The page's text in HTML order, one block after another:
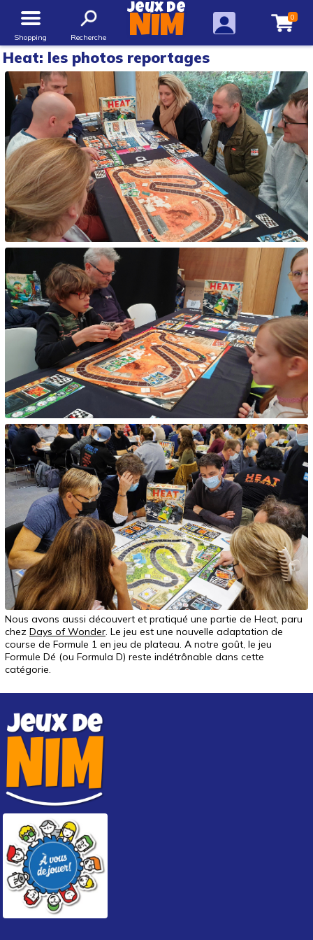
Shopping Recherche
Jeux de
NIM 0
Heat: les photos reportages
Nous avons aussi découvert et pratiqué une partie de Heat, paru
chez Days of Wonder. Le jeu est une nouvelle adaptation de
course de Formule 1 en jeu de plateau. A notre goût, le jeu
Formule Dé (ou Formula D) reste indétrônable dans cette
catégorie.